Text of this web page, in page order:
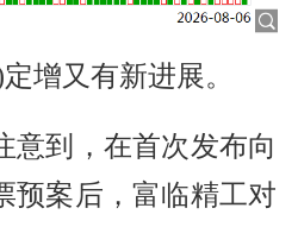
增又有新进展。
意到，在首次发布向
预案后，富临精工对